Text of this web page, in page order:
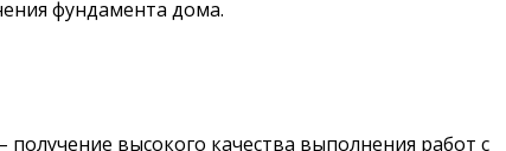
фундамента дома.
высокого качества выполнения работ с